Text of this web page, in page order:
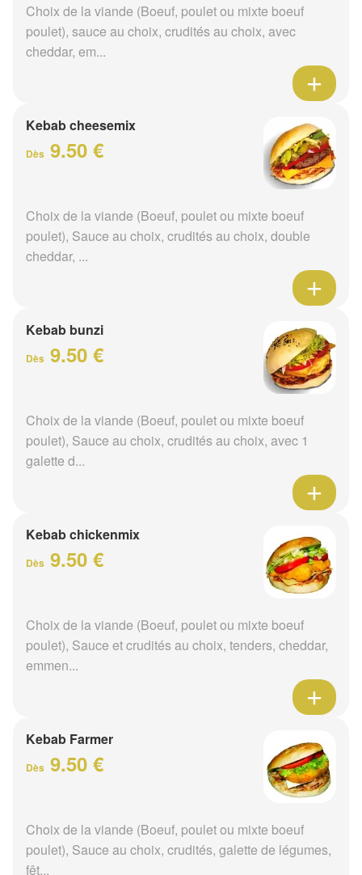
Choix de la viande (Boeuf, poulet ou mixte boeuf
poulet), sauce au choix, crudités au choix, avec
cheddar, em...
Kebab cheesemix
Dès 9.50 €
Choix de la viande (Boeuf, poulet ou mixte boeuf
poulet), Sauce au choix, crudités au choix, double
cheddar, ...
Kebab bunzi
Dès 9.50 €
Choix de la viande (Boeuf, poulet ou mixte boeuf
poulet), Sauce au choix, crudités au choix, avec 1
galette d...
Kebab chickenmix
Dès 9.50 €
Choix de la viande (Boeuf, poulet ou mixte boeuf
poulet), Sauce et crudités au choix, tenders, cheddar,
emmen...
Kebab Farmer
Dès 9.50 €
Choix de la viande (Boeuf, poulet ou mixte boeuf
poulet), Sauce au choix, crudités, galette de légumes,
fêt...